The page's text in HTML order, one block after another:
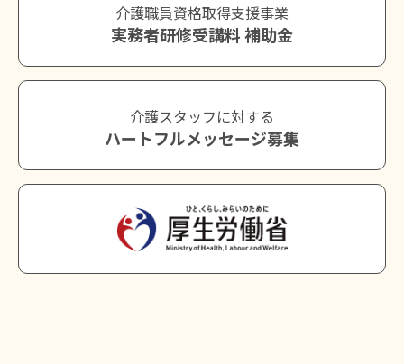
介護職員資格取得支援事業
実務者研修受講料 補助金
介護スタッフに対する
ハートフルメッセージ募集